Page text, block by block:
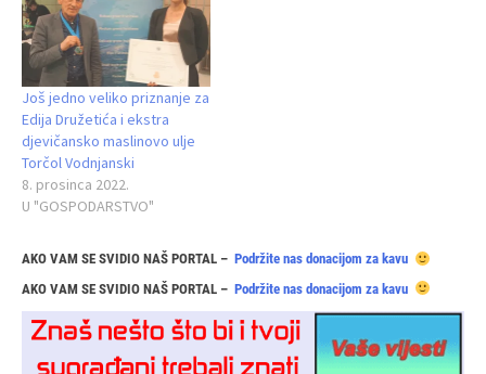
Još jedno veliko priznanje za
Edija Družetića i ekstra
djevičansko maslinovo ulje
Torčol Vodnjanski
8. prosinca 2022.
U "GOSPODARSTVO"
AKO VAM SE SVIDIO NAŠ PORTAL – Podržite nas donacijom za kavu
AKO VAM SE SVIDIO NAŠ PORTAL – Podržite nas donacijom za kavu